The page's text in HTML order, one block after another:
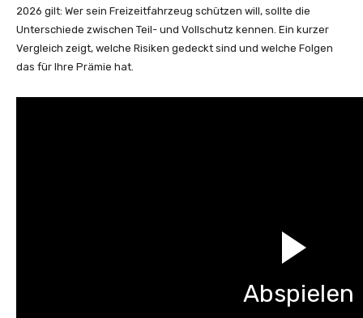
2026 gilt: Wer sein Freizeitfahrzeug schützen will, sollte die
Unterschiede zwischen Teil- und Vollschutz kennen. Ein kurzer
Vergleich zeigt, welche Risiken gedeckt sind und welche Folgen
das für Ihre Prämie hat.
Abspielen